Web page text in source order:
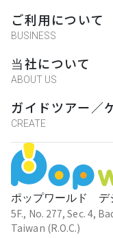
ポップワールド デ
5F., No. 277, Sec. 4,
Taiwan (R.O.C.)
ご利用について
BUSINESS
当社について
ABOUT US
ガイドツアー／
CREATE